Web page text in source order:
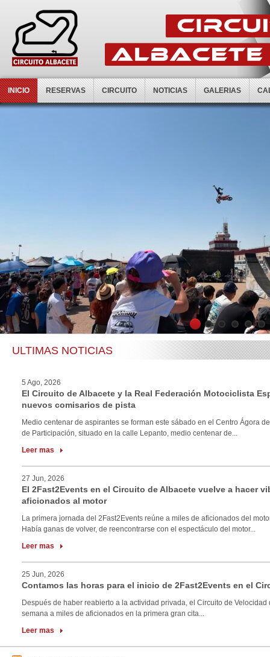
INICIO RESERVAS CIRCUITO NOTICIAS GALERIAS
1 2 3 4 5 6
ULTIMAS NOTICIAS
5 Ago, 2026
El Circuito de Albacete y la Real Federación Motociclista
nuevos comisarios de pista
Medio centenar de aspirantes se forman este sábado en el Centro Ágora
de Participación, situado en la calle Lepanto, medio centenar de...
Leer mas
27 Jun, 2026
El 2Fast2Events en el Circuito de Albacete vuelve a hacer
aficionados al motor
La primera jornada del 2Fast2Events reúne a miles de aficionados del
Había ganas de volver, de reencontrarse con el espectáculo del motor...
Leer mas
25 Jun, 2026
Contamos las horas para el inicio de 2Fast2Events en el
Después de haber reabierto a la actividad privada, el Circuito de Velocidad
semana a miles de aficionados en la primera gran cita...
Leer mas